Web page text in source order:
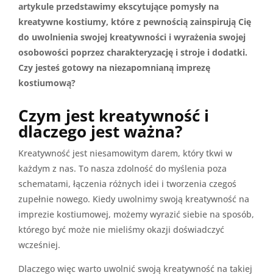
artykule przedstawimy ekscytujące pomysły na
kreatywne kostiumy, które z pewnością zainspirują Cię
do uwolnienia swojej kreatywności i wyrażenia swojej
osobowości poprzez charakteryzację i stroje i dodatki.
Czy jesteś gotowy na niezapomnianą imprezę
kostiumową?
Czym jest kreatywność i
dlaczego jest ważna?
Kreatywność jest niesamowitym darem, który tkwi w
każdym z nas. To nasza zdolność do myślenia poza
schematami, łączenia różnych idei i tworzenia czegoś
zupełnie nowego. Kiedy uwolnimy swoją kreatywność na
imprezie kostiumowej, możemy wyrazić siebie na sposób,
którego być może nie mieliśmy okazji doświadczyć
wcześniej.
Dlaczego więc warto uwolnić swoją kreatywność na takiej